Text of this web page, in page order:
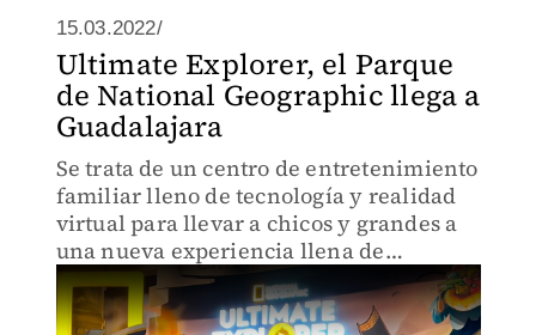
15.03.2022/
Ultimate Explorer, el Parque
de National Geographic llega a
Guadalajara
Se trata de un centro de entretenimiento
familiar lleno de tecnología y realidad
virtual para llevar a chicos y grandes a
una nueva experiencia llena de
diversión, cultura y educación.